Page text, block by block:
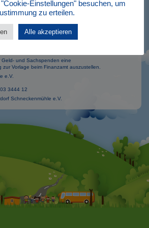
(in Überarbeitung)
Geld- und Sachspenden eine
Vorlage beim Finanzamt auszustellen.
e.V.
3444 12
Schneckenmühle e.V.
Einstellungen" besuchen, um
zu erteilen.
Alle akzeptieren